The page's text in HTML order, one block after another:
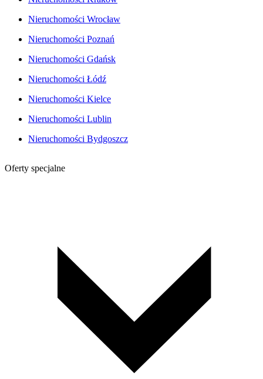
Nieruchomości Wrocław
Nieruchomości Poznań
Nieruchomości Gdańsk
Nieruchomości Łódź
Nieruchomości Kielce
Nieruchomości Lublin
Nieruchomości Bydgoszcz
Oferty specjalne